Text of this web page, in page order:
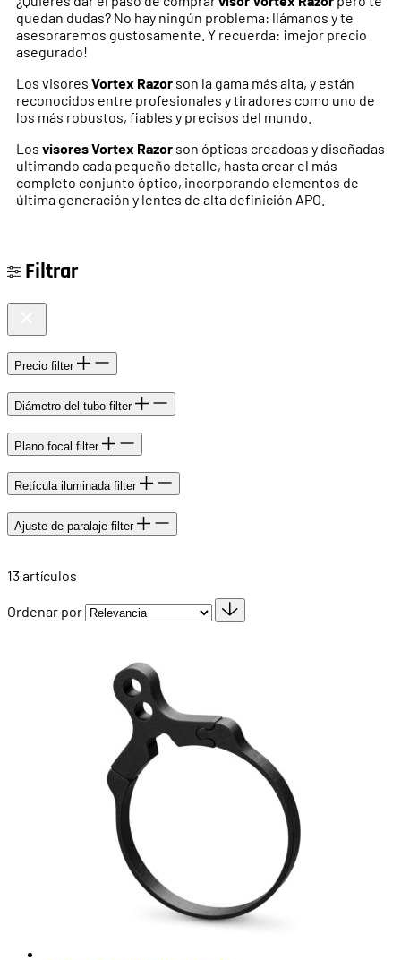
quedan dudas? No hay ningún problema: llámanos y te
asesoraremos gustosamente. Y recuerda: ¡mejor precio
asegurado!
Los visores Vortex Razor son la gama más alta, y están
reconocidos entre profesionales y tiradores como uno de
los más robustos, fiables y precisos del mundo.
Los visores Vortex Razor son ópticas creadoas y diseñadas
ultimando cada pequeño detalle, hasta crear el más
completo conjunto óptico, incorporando elementos de
última generación y lentes de alta definición APO.
Filtrar
Precio filter
Diámetro del tubo filter
Plano focal filter
Retícula iluminada filter
Ajuste de paralaje filter
13artículos
Ordenar por